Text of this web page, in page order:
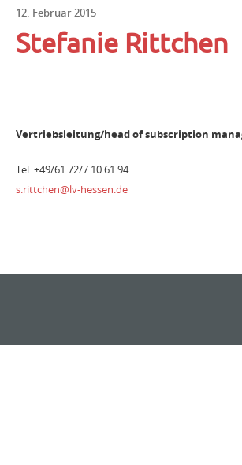
12. Februar 2015
Stefanie Rittchen
Vertriebsleitung/head of subscription
Tel. +49/61 72/7 10 61 94
s.rittchen@lv-hessen.de